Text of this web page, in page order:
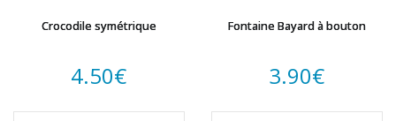
Crocodile symétrique
4.50€
Fontaine Bayard à bouton
3.90€